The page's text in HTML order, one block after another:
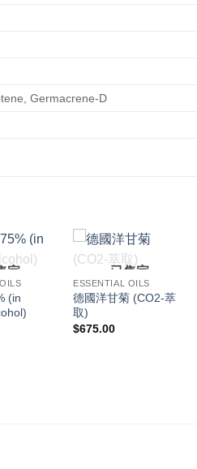
Germacrene-D
完
(in
已售完
ESSENTIAL OILS
德國洋甘菊 (CO2-萃
取)
$675.00